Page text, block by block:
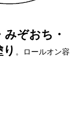
みぞおち・
。ロールオン容